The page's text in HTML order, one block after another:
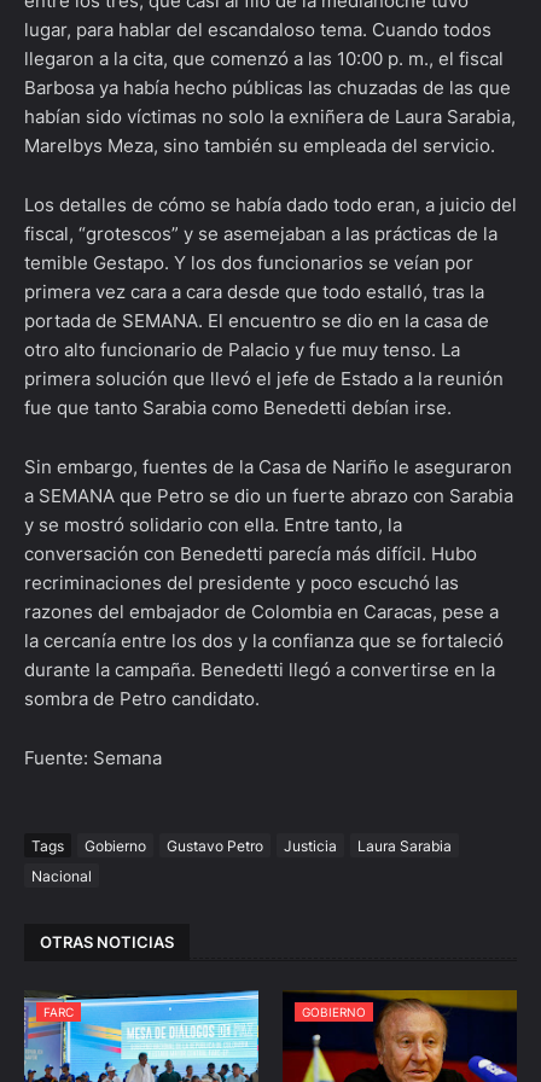
lugar, para hablar del escandaloso tema. Cuando todos
llegaron a la cita, que comenzó a las 10:00 p. m., el fiscal
Barbosa ya había hecho públicas las chuzadas de las que
habían sido víctimas no solo la exniñera de Laura Sarabia,
Marelbys Meza, sino también su empleada del servicio.
Los detalles de cómo se había dado todo eran, a juicio del
fiscal, “grotescos” y se asemejaban a las prácticas de la
temible Gestapo. Y los dos funcionarios se veían por
primera vez cara a cara desde que todo estalló, tras la
portada de SEMANA. El encuentro se dio en la casa de
otro alto funcionario de Palacio y fue muy tenso. La
primera solución que llevó el jefe de Estado a la reunión
fue que tanto Sarabia como Benedetti debían irse.
Sin embargo, fuentes de la Casa de Nariño le aseguraron
a SEMANA que Petro se dio un fuerte abrazo con Sarabia
y se mostró solidario con ella. Entre tanto, la
conversación con Benedetti parecía más difícil. Hubo
recriminaciones del presidente y poco escuchó las
razones del embajador de Colombia en Caracas, pese a
la cercanía entre los dos y la confianza que se fortaleció
durante la campaña. Benedetti llegó a convertirse en la
sombra de Petro candidato.
Fuente: Semana
Tags Gobierno Gustavo Petro Justicia
Laura Sarabia
Nacional
OTRAS NOTICIAS
FARC GOBIERNO